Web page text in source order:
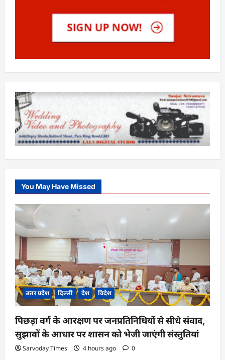
You May Have Missed
उत्तर प्रदेश दिल्ली देश विदेश
पिछड़ा वर्ग के आरक्षण पर जनप्रतिनिधियों से सीधे संवाद,
सुझावों के आधार पर शासन को भेजी जाएंगी संस्तुतियां
Sarvoday Times 4 hours ago 0